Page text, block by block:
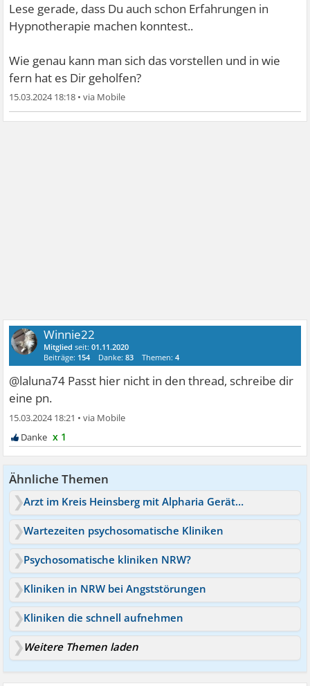
Lese gerade, dass Du auch schon Erfahrungen in
Hypnotherapie machen konntest..
Wie genau kann man sich das vorstellen und in wie
fern hat es Dir geholfen?
15.03.2024 18:18 •
Winnie22
Mitglied seit:01.11.2020
Beiträge: 154 Danke:83 Themen:4
@laluna74 Passt hier nicht in den thread, schreibe dir
eine pn.
15.03.2024 18:21 •
x 1
Ähnliche Themen
Arzt im Kreis Heinsberg mit Alpharia Gerät / Depressionen
Wartezeiten psychosomatische Kliniken
Psychosomatische kliniken NRW?
Kliniken in NRW bei Angststörungen
Kliniken die schnell aufnehmen
Weitere Themen laden